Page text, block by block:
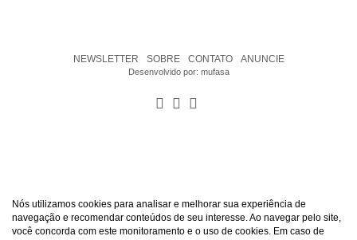
NEWSLETTER SOBRE CONTATO ANUNCIE
Desenvolvido por: mufasa
Nós utilizamos cookies para analisar e melhorar sua experiência de
navegação e recomendar conteúdos de seu interesse. Ao navegar pelo site,
você concorda com este monitoramento e o uso de cookies. Em caso de